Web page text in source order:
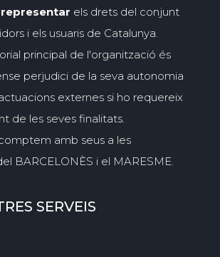
els drets del conjunt
i els usuaris de Catalunya.
principal de l'organització és
perjudici de la seva autonomia
externes si ho requereix
de les seves finalitats.
amb seus a les
BARCELONÈS i el MARESME.
SERVEIS